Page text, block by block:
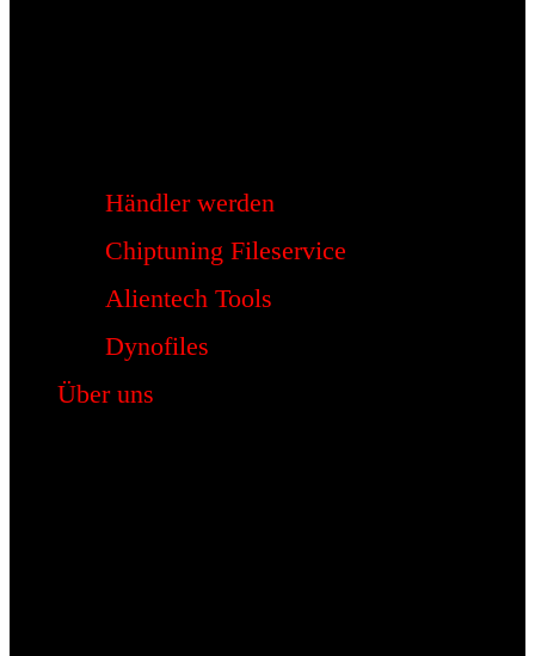
Händler werden
Chiptuning Fileservice
Alientech Tools
Dynofiles
Über uns